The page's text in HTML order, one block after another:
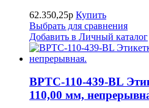
62.350,25р Купить
Выбрать для сравнения
Добавить в Личный каталог
BPTC-110-439-BL
110,00 мм,